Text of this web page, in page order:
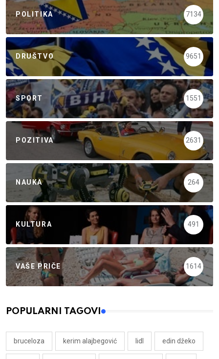
POLITIKA 7134
DRUŠTVO 9651
SPORT 1551
POZITIVA 2631
NAUKA 264
KULTURA 491
VAŠE PRIČE 1614
POPULARNI TAGOVI
bruceloza kerim alajbegović lidl edin džeko